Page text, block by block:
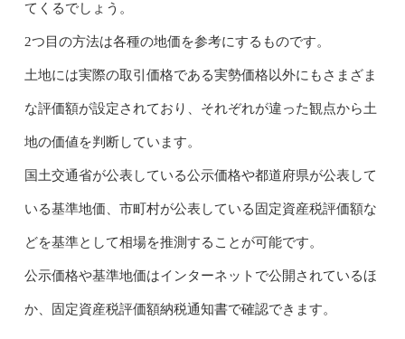
てくるでしょう。
2つ目の方法は各種の地価を参考にするものです。
土地には実際の取引価格である実勢価格以外にもさまざま
な評価額が設定されており、それぞれが違った観点から土
地の価値を判断しています。
国土交通省が公表している公示価格や都道府県が公表して
いる基準地価、市町村が公表している固定資産税評価額な
どを基準として相場を推測することが可能です。
公示価格や基準地価はインターネットで公開されているほ
か、固定資産税評価額納税通知書で確認できます。